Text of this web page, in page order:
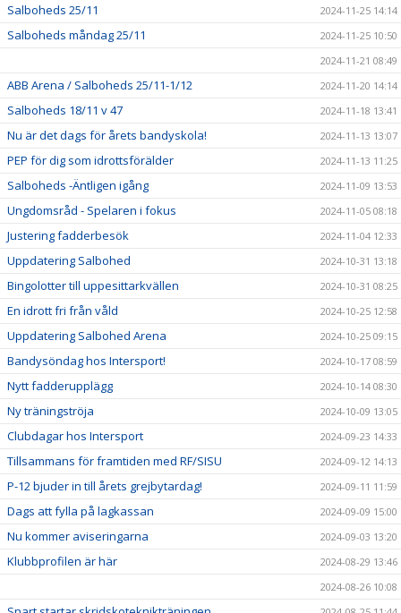
Salboheds 25/11 2024-11-25 14:14
Salboheds måndag 25/11
2024-11-25 10:50
2024-11-21 08:49
ABB Arena / Salboheds 25/11-1/12 2024-11-20 14:14
Salboheds 18/11 v 47 2024-11-18 13:41
Nu är det dags för årets bandyskola! 2024-11-13 13:07
PEP för dig som idrottsförälder 2024-11-13 11:25
Salboheds -Äntligen igång 2024-11-09 13:53
Ungdomsråd - Spelaren i fokus 2024-11-05 08:18
Justering fadderbesök 2024-11-04 12:33
Uppdatering Salbohed 2024-10-31 13:18
Bingolotter till uppesittarkvällen 2024-10-31 08:25
En idrott fri från våld 2024-10-25 12:58
Uppdatering Salbohed Arena 2024-10-25 09:15
Bandysöndag hos Intersport! 2024-10-17 08:59
Nytt fadderupplägg 2024-10-14 08:30
Ny träningströja 2024-10-09 13:05
Clubdagar hos Intersport 2024-09-23 14:33
Tillsammans för framtiden med RF/SISU 2024-09-12 14:13
P-12 bjuder in till årets grejbytardag! 2024-09-11 11:59
Dags att fylla på lagkassan 2024-09-09 15:00
Nu kommer aviseringarna 2024-09-03 13:20
Klubbprofilen är här
2024-08-29 13:46
2024-08-26 10:08